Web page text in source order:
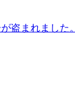
盗まれました。